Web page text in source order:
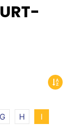
G H
I